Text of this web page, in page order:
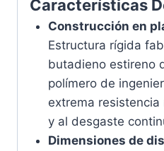
Características
Construcción en
Estructura rígida
butadieno estireno
polímero de
extrema
y al desgaste
Dimensiones de